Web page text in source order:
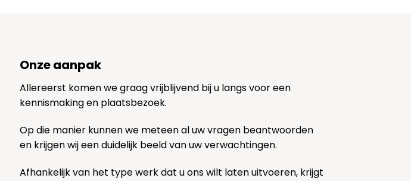
Onze aanpak
Allereerst komen we graag vrijblijvend bij u langs voor een
kennismaking en plaatsbezoek.
Op die manier kunnen we meteen al uw vragen beantwoorden
en krijgen wij een duidelijk beeld van uw verwachtingen.
Afhankelijk van het type werk dat u ons wilt laten uitvoeren, krijgt